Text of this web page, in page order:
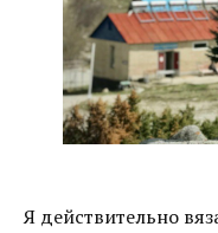
Я действительно